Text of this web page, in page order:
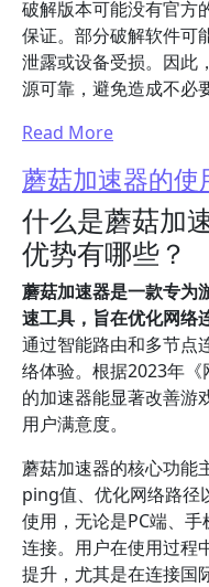
破解版本可能没有官方
保证。部分破解软件可
泄露或设备受损。因此
源可靠，避免造成不必
Read More
蘑菇加速器的
什么是蘑菇加
优势有哪些？
蘑菇加速器是一款专为
速工具，旨在优化网络
通过智能路由和多节点
络体验。根据2023年
的加速器能显著改善游
用户满意度。
蘑菇加速器的核心功能
ping值、优化网络路径
使用，无论是PC端、
连接。用户在使用过程
提升，尤其是在连接国